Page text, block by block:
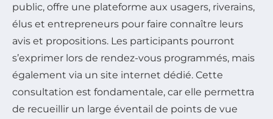
public, offre une plateforme aux usagers, riverains,
élus et entrepreneurs pour faire connaître leurs
avis et propositions. Les participants pourront
s’exprimer lors de rendez-vous programmés, mais
également via un site internet dédié. Cette
consultation est fondamentale, car elle permettra
de recueillir un large éventail de points de vue